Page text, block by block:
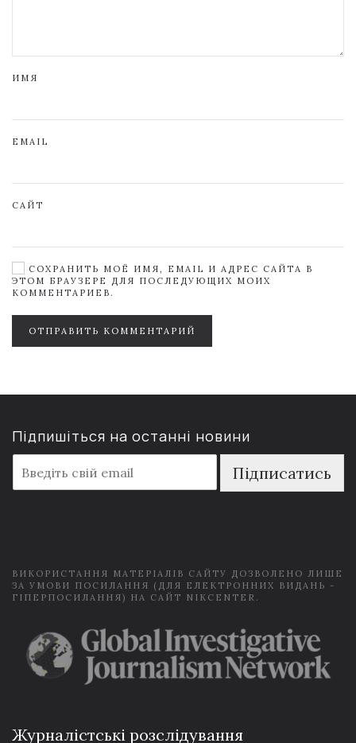
ИМЯ
EMAIL
САЙТ
СОХРАНИТЬ МОЁ ИМЯ, EMAIL И АДРЕС САЙТА В
ЭТОМ БРАУЗЕРЕ ДЛЯ ПОСЛЕДУЮЩИХ МОИХ
КОММЕНТАРИЕВ.
ОТПРАВИТЬ КОММЕНТАРИЙ
Підпишіться на останні новини
m
a
Підписатись
ВИКОРИСТАННЯ МАТЕРІАЛІВ САЙТУ ДОЗВОЛЕНО ЛИШЕ
ЗА УМОВИ ПОСИЛАННЯ (ДЛЯ ЕЛЕКТРОННИХ ВИДАНЬ -
ГІПЕРПОСИЛАННЯ) НА САЙТ NIKCENTER.
Журналістські розслідування